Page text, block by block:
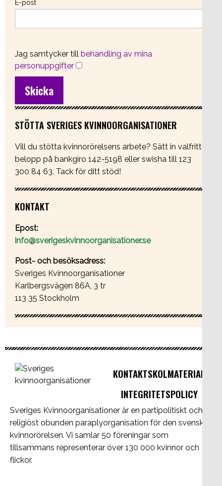
E-post
Jag samtycker till behandling av mina
personuppgifter
STÖTTA SVERIGES KVINNOORGANISATIONER
Vill du stötta kvinnorörelsens arbete? Sätt in valfritt
belopp på bankgiro 142-5198 eller swisha till 123
300 84 63. Tack för ditt stöd!
KONTAKT
Epost:
info@sverigeskvinnoorganisationer.se
Post- och besöksadress:
Sveriges Kvinnoorganisationer
Karlbergsvägen 86A, 3 tr
113 35 Stockholm
Sveriges Kvinnoorganisationer är en partipolitiskt och
religiöst obunden paraplyorganisation för den svenska
kvinnorörelsen. Vi samlar 50 föreningar som
tillsammans representerar över 130 000 kvinnor och
flickor.
KONTAKTSKOLMATERIAL
INTEGRITETSPOLICY